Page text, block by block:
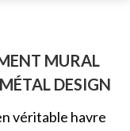
MURAL
DESIGN
véritable havre